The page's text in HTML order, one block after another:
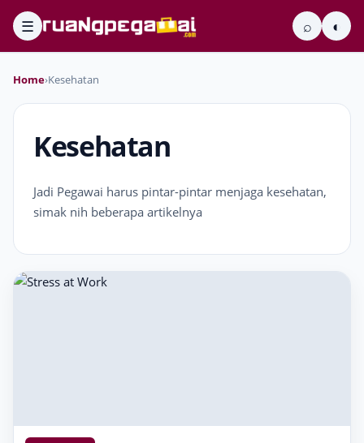
☰ ⌕ ◐
Home›Kesehatan
Kesehatan
Jadi Pegawai harus pintar-pintar menjaga kesehatan,
simak nih beberapa artikelnya